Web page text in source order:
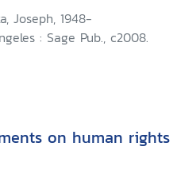
Joseph, 1948-
: Sage Pub., c2008.
on human rights